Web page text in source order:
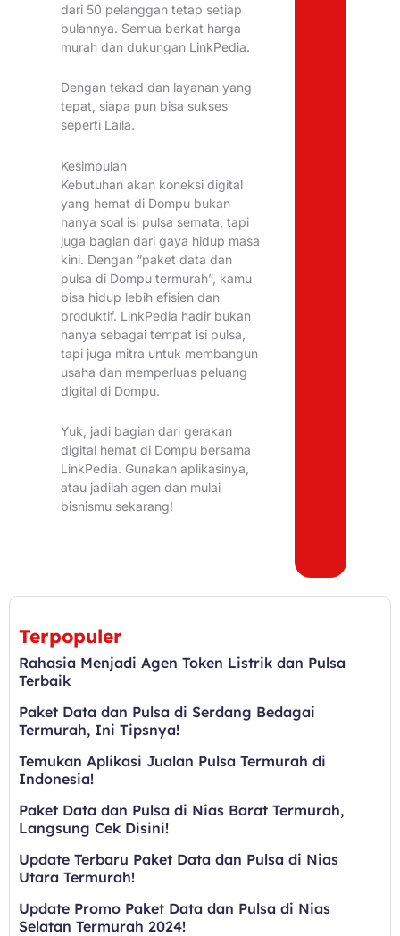
dari 50 pelanggan tetap setiap
bulannya. Semua berkat harga
murah dan dukungan LinkPedia.
Dengan tekad dan layanan yang
tepat, siapa pun bisa sukses
seperti Laila.
Kesimpulan
Kebutuhan akan koneksi digital
yang hemat di Dompu bukan
hanya soal isi pulsa semata, tapi
juga bagian dari gaya hidup masa
kini. Dengan “paket data dan
pulsa di Dompu termurah”, kamu
bisa hidup lebih efisien dan
produktif. LinkPedia hadir bukan
hanya sebagai tempat isi pulsa,
tapi juga mitra untuk membangun
usaha dan memperluas peluang
digital di Dompu.
Yuk, jadi bagian dari gerakan
digital hemat di Dompu bersama
LinkPedia. Gunakan aplikasinya,
atau jadilah agen dan mulai
bisnismu sekarang!
Terpopuler
Rahasia Menjadi Agen Token Listrik dan Pulsa
Terbaik
Paket Data dan Pulsa di Serdang Bedagai
Termurah, Ini Tipsnya!
Temukan Aplikasi Jualan Pulsa Termurah di
Indonesia!
Paket Data dan Pulsa di Nias Barat Termurah,
Langsung Cek Disini!
Update Terbaru Paket Data dan Pulsa di Nias
Utara Termurah!
Update Promo Paket Data dan Pulsa di Nias
Selatan Termurah 2024!